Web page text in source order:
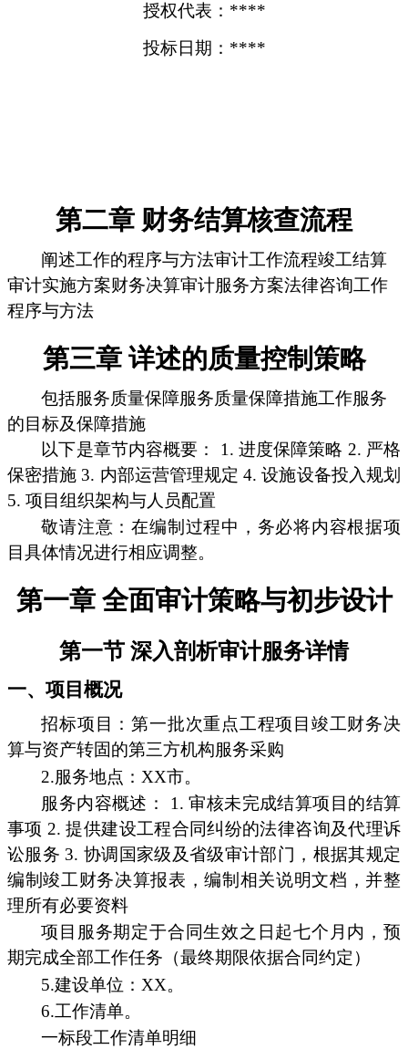
授权代表：****
投标日期：****
第二章 财务结算核查流程
阐述工作的程序与方法审计工作流程竣工结算
审计实施方案财务决算审计服务方案法律咨询工作
程序与方法
第三章 详述的质量控制策略
包括服务质量保障服务质量保障措施工作服务
的目标及保障措施
以下是章节内容概要： 1. 进度保障策略 2. 严格
保密措施 3. 内部运营管理规定 4. 设施设备投入规划
5. 项目组织架构与人员配置
敬请注意：在编制过程中，务必将内容根据项
目具体情况进行相应调整。
第一章 全面审计策略与初步设计
第一节 深入剖析审计服务详情
一、项目概况
招标项目：第一批次重点工程项目竣工财务决
算与资产转固的第三方机构服务采购
2.服务地点：XX市。
服务内容概述： 1. 审核未完成结算项目的结算
事项 2. 提供建设工程合同纠纷的法律咨询及代理诉
讼服务 3. 协调国家级及省级审计部门，根据其规定
编制竣工财务决算报表，编制相关说明文档，并整
理所有必要资料
项目服务期定于合同生效之日起七个月内，预
期完成全部工作任务（最终期限依据合同约定）
5.建设单位：XX。
6.工作清单。
一标段工作清单明细